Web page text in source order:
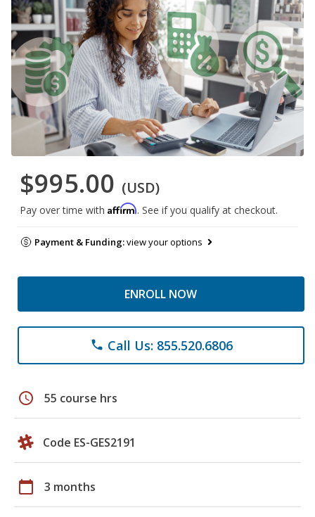
$995.00 (USD)
Pay over time with Affirm. See if you qualify at checkout.
Payment & Funding:view your options
ENROLL NOW
phone Call Us: 855.520.6806
schedule 55 course hrs
Code ES-GES2191
calendar_today 3 months